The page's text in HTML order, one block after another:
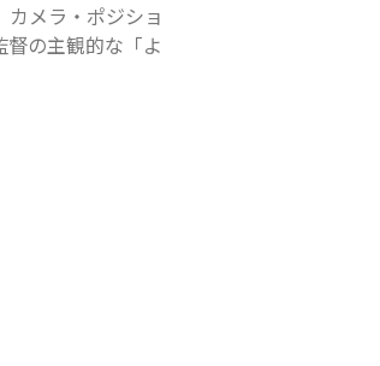
メラ・ポジショ
の主観的な「よ